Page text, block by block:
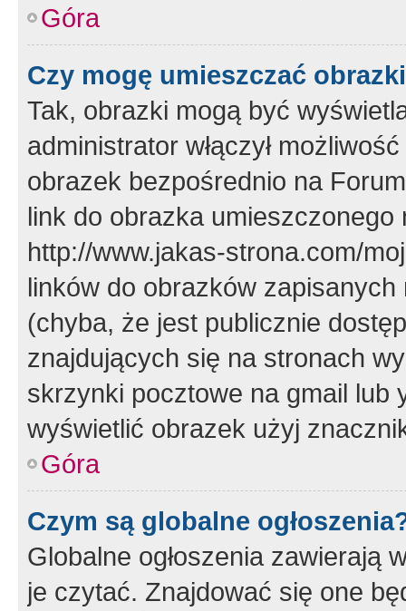
Góra
Czy mogę umieszczać
Tak, obrazki mogą być
administrator włączył
obrazek bezpośrednio na
link do obrazka
http://www.jakas-strona.com/
linków do obrazków
(chyba, że jest publicznie
znajdujących się na stronach
skrzynki pocztowe na gmail lub
wyświetlić obrazek użyj
Góra
Czym są globalne
Globalne ogłoszenia zawierają
je czytać. Znajdować się one